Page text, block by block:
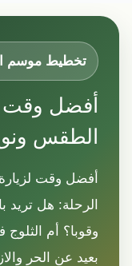
تخطيط موسم
أفضل وقت
الطقس
أفضل وقت
الرحلة: هل تريد
وقوبا؟ أم
بعيد عن الحر